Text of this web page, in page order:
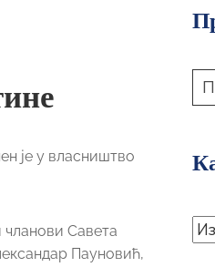
је у власништво
Савета
Пауновић,